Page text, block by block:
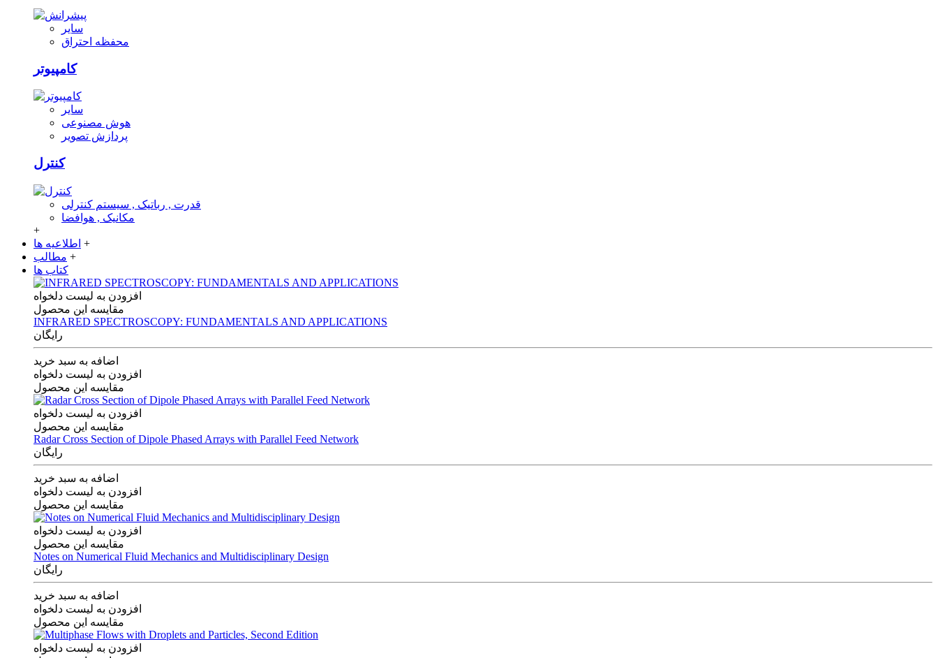
سایر
محفظه احتراق
کامپیوتر
سایر
هوش مصنوعی
پردازش تصویر
کنترل
قدرت , رباتیک , سیستم کنترلی
مکانیک , هوافضا
+
اطلاعیه ها +
مطالب +
کتاب ها
افزودن به لیست دلخواه
مقایسه این محصول
INFRARED SPECTROSCOPY: FUNDAMENTALS AND APPLICATIONS
رایگان
اضافه به سبد خرید
افزودن به لیست دلخواه
مقایسه این محصول
افزودن به لیست دلخواه
مقایسه این محصول
Radar Cross Section of Dipole Phased Arrays with Parallel Feed Network
رایگان
اضافه به سبد خرید
افزودن به لیست دلخواه
مقایسه این محصول
افزودن به لیست دلخواه
مقایسه این محصول
Notes on Numerical Fluid Mechanics and Multidisciplinary Design
رایگان
اضافه به سبد خرید
افزودن به لیست دلخواه
مقایسه این محصول
افزودن به لیست دلخواه